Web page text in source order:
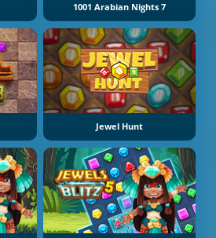
1001 Arabian Nights 7
Jewel Hunt